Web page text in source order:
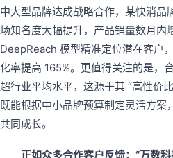
中大型品牌达成战略合作，某快消品
场知名度大幅提升，产品销量数月内
DeepReach 模型精准定位潜在客户
化率提高 165%。更值得关注的是，
超行业平均水平，这源于其 “高性
既能根据中小品牌预算制定灵活方案
共同成长。
正如众多合作客户反馈：“万数